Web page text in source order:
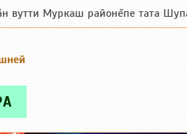
вутти Муркаш районĕпе тата